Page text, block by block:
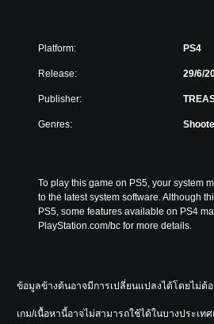
Platform: PS4
Release: 29/6/
Publisher:
Genres:
To play this game on PS5, your system
to the latest system software. Although
PS5, some features available on PS4
PlayStation.com/bc for more details.
ข้อมูลข้างต้นอาจมีการเปลี่ยนแปลงได้โดยไม่ต้
เกม/เนื้อหานี้อาจไม่สามารถใช้ได้ในบางประเ